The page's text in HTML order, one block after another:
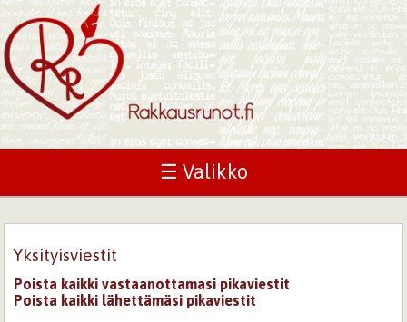
☰ Valikko
Yksityisviestit
Poista kaikki vastaanottamasi pikaviestit
Poista kaikki lähettämäsi pikaviestit